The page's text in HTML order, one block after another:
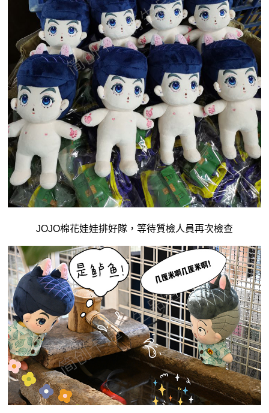
JOJO棉花娃娃排好隊，等待質檢人員再次檢查